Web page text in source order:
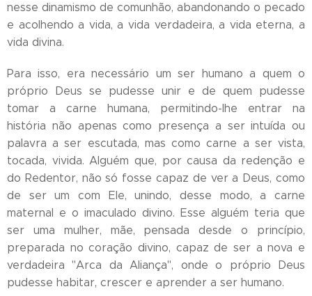
nesse dinamismo de comunhão, abandonando o pecado
e acolhendo a vida, a vida verdadeira, a vida eterna, a
vida divina.
Para isso, era necessário um ser humano a quem o
próprio Deus se pudesse unir e de quem pudesse
tomar a carne humana, permitindo-lhe entrar na
história não apenas como presença a ser intuída ou
palavra a ser escutada, mas como carne a ser vista,
tocada, vivida. Alguém que, por causa da redenção e
do Redentor, não só fosse capaz de ver a Deus, como
de ser um com Ele, unindo, desse modo, a carne
maternal e o imaculado divino. Esse alguém teria que
ser uma mulher, mãe, pensada desde o princípio,
preparada no coração divino, capaz de ser a nova e
verdadeira "Arca da Aliança", onde o próprio Deus
pudesse habitar, crescer e aprender a ser humano.